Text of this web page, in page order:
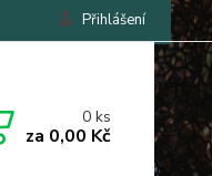
Přihlášení
0ks
za 0,00 Kč